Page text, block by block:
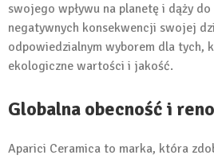
swojego wpływu na planetę i dąży
negatywnych konsekwencji swojej
odpowiedzialnym wyborem dla tych,
ekologiczne wartości i jakość.
Globalna obecność i
Aparici Ceramica to marka, która